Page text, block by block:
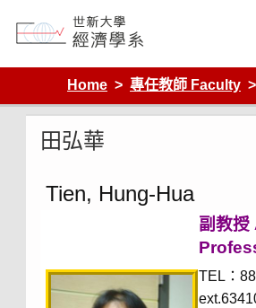
content
Department of Economics, Shih Hsin
Home
專任教師 Faculty
田弘華
Tien, Hung-Hua
副教
TEL：